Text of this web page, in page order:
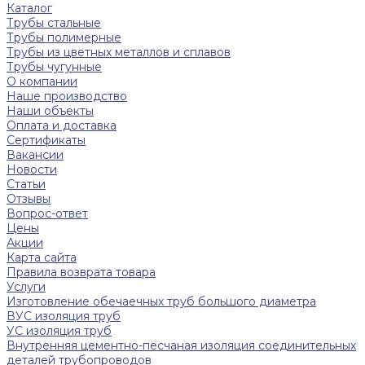
Каталог
Трубы стальные
Трубы полимерные
Трубы из цветных металлов и сплавов
Трубы чугунные
О компании
Наше производство
Наши объекты
Оплата и доставка
Сертификаты
Вакансии
Новости
Статьи
Отзывы
Вопрос-ответ
Цены
Акции
Карта сайта
Правила возврата товара
Услуги
Изготовление обечаечных труб большого диаметра
ВУС изоляция труб
УС изоляция труб
Внутренняя цементно-песчаная изоляция соединительных
деталей трубопроводов